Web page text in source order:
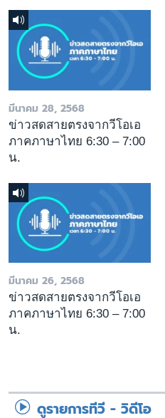
มีนาคม 28, 2568
ข่าวสดสายตรงจากวีโอเอ
ภาคภาษาไทย 6:30 – 7:00
น.
มีนาคม 26, 2568
ข่าวสดสายตรงจากวีโอเอ
ภาคภาษาไทย 6:30 – 7:00
น.
ดูรายการทีวี - วิดีโอ